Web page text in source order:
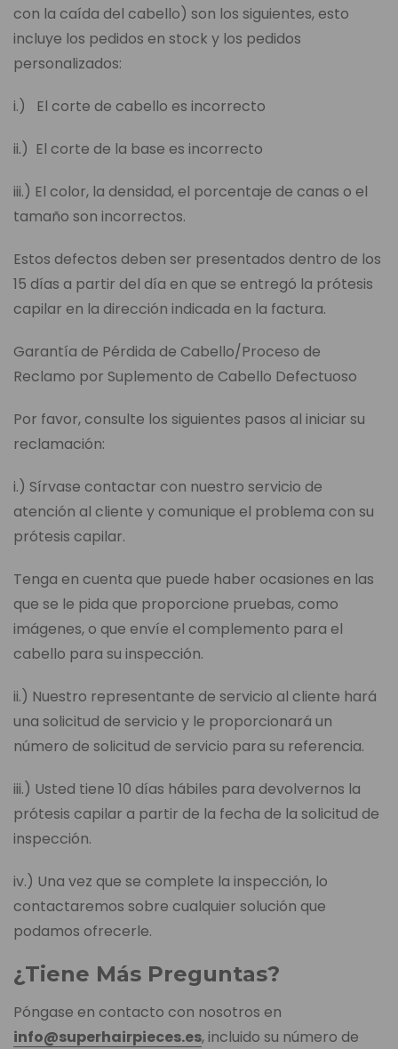
con la caída del cabello) son los siguientes, esto
incluye los pedidos en stock y los pedidos
personalizados:
i.) El corte de cabello es incorrecto
ii.) El corte de la base es incorrecto
iii.) El color, la densidad, el porcentaje de canas o el
tamaño son incorrectos.
Estos defectos deben ser presentados dentro de los
15 días a partir del día en que se entregó la prótesis
capilar en la dirección indicada en la factura.
Garantía de Pérdida de Cabello/Proceso de
Reclamo por Suplemento de Cabello Defectuoso
Por favor, consulte los siguientes pasos al iniciar su
reclamación:
i.) Sírvase contactar con nuestro servicio de
atención al cliente y comunique el problema con su
prótesis capilar.
Tenga en cuenta que puede haber ocasiones en las
que se le pida que proporcione pruebas, como
imágenes, o que envíe el complemento para el
cabello para su inspección.
ii.) Nuestro representante de servicio al cliente hará
una solicitud de servicio y le proporcionará un
número de solicitud de servicio para su referencia.
iii.) Usted tiene 10 días hábiles para devolvernos la
prótesis capilar a partir de la fecha de la solicitud de
inspección.
iv.) Una vez que se complete la inspección, lo
contactaremos sobre cualquier solución que
podamos ofrecerle.
¿Tiene Más Preguntas?
Póngase en contacto con nosotros en
info@superhairpieces.es, incluido su número de